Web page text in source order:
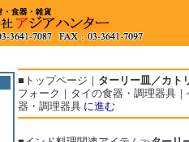
■ トップページ ｜ ターリー皿／カト
フォーク ｜ タイの食器・調理器具｜
器・調理器具 に進む